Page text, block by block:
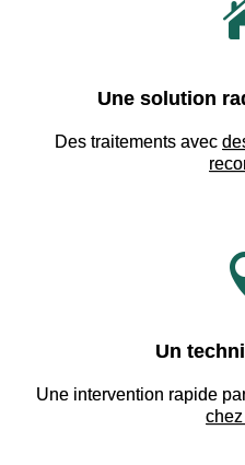
Une solution
Des traitements avec
Un
Une intervention rapide